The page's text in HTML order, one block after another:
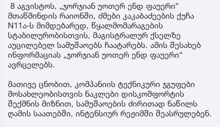
8 აგვისტოს, „ჯორჯიან უოთერ ენდ ფაუერი“
მთაწმინდის რაიონში, ძმები კაკაბაძეების ქუჩა
N11ა-ს მიმდებარედ, წყალმომარაგების
სტაბილურობისთვის, მაგისტრალურ ქსელზე
აუცილებელ სამუშაოებს ჩაატარებს. ამის შესახებ
ინფორმაციას „ჯორჯიან უოთერ ენდ ფაუერი“
ავრცელებს.
მათივე ცნობით, კომპანიის ტექნიკური ჯგუფები
მოსახლეობისთვის ნაკლები დისკომფორტის
შექმნის მიზნით, სამუშაოების ძირითად ნაწილს
ღამის საათებში, ინტენსიურ რეჟიმში შეასრულებენ.